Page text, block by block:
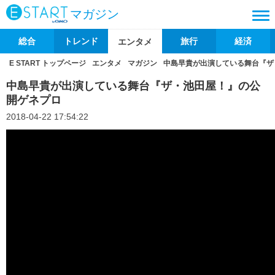
マガジン
総合 トレンド エンタメ 旅行 経済
E START トップページ エンタメ マガジン 中島早貴が出演している舞台『
中島早貴が出演している舞台『ザ・池田屋！』の公
開ゲネプロ
2018-04-22 17:54:22